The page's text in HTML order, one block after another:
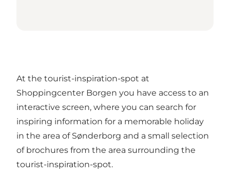
At the tourist-inspiration-spot at
Shoppingcenter Borgen you have access to an
interactive screen, where you can search for
inspiring information for a memorable holiday
in the area of Sønderborg and a small selection
of brochures from the area surrounding the
tourist-inspiration-spot.